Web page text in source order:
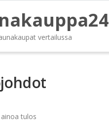
vertailussa
tulos